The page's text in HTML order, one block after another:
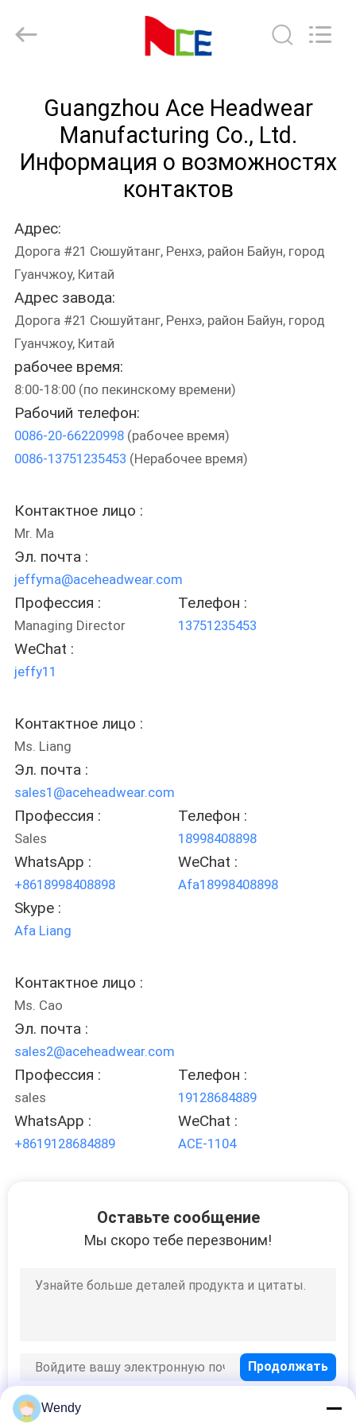
ПРОДУКТЫ
ПУТЕШЕСТВИЕ
ФАБРИКИ
ПРОВЕРКА
КАЧЕСТВА
СВЯЖИТЕСЬ
МЫ
СЛУЧАИ
КАРТА
САЙТА
PRIVACY
Manufacturing
Guangzhou Ace Headwear
Manufacturing Co., Ltd.
Информация о возможностях
контактов
Адрес:
Дорога #21 Сюшуйтанг, Ренхэ, район Байун, город
Гуанчжоу, Китай
Адрес завода:
Дорога #21 Сюшуйтанг, Ренхэ, район Байун, город
Гуанчжоу, Китай
рабочее время:
8:00-18:00 (по пекинскому времени)
Рабочий телефон:
0086-20-66220998(рабочее время)
0086-13751235453 (Нерабочее время)
Контактное лицо :
Mr. Ma
Эл. почта :
jeffyma@aceheadwear.com
Профессия :
Managing Director
Телефон :
13751235453
WeChat :
jeffy11
Контактное лицо :
Ms. Liang
Эл. почта :
sales1@aceheadwear.com
Профессия :
Sales
Телефон :
18998408898
WhatsApp :
+8618998408898
WeChat :
Afa18998408898
Skype :
Afa Liang
Контактное лицо :
Ms. Cao
Эл. почта :
sales2@aceheadwear.com
Профессия :
sales
Телефон :
19128684889
WhatsApp :
+8619128684889
WeChat :
ACE-1104
Оставьте сообщение
Мы скоро тебе перезвоним!
Wendy